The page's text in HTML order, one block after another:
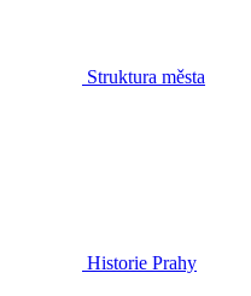
Struktura města
Historie Prahy